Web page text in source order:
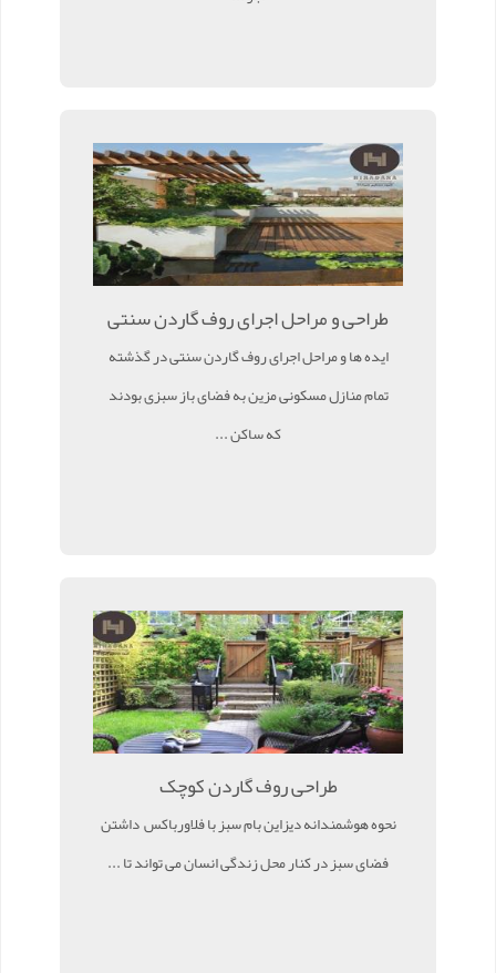
طراحی و مراحل اجرای روف گاردن سنتی
ایده ها و مراحل اجرای روف گاردن سنتی در گذشته
تمام منازل مسکونی مزین به فضای باز سبزی بودند
که ساکن ...
طراحی روف گاردن کوچک
نحوه هوشمندانه دیزاین بام سبز با فلاورباکس داشتن
فضای سبز در کنار محل زندگی انسان می تواند تا ...